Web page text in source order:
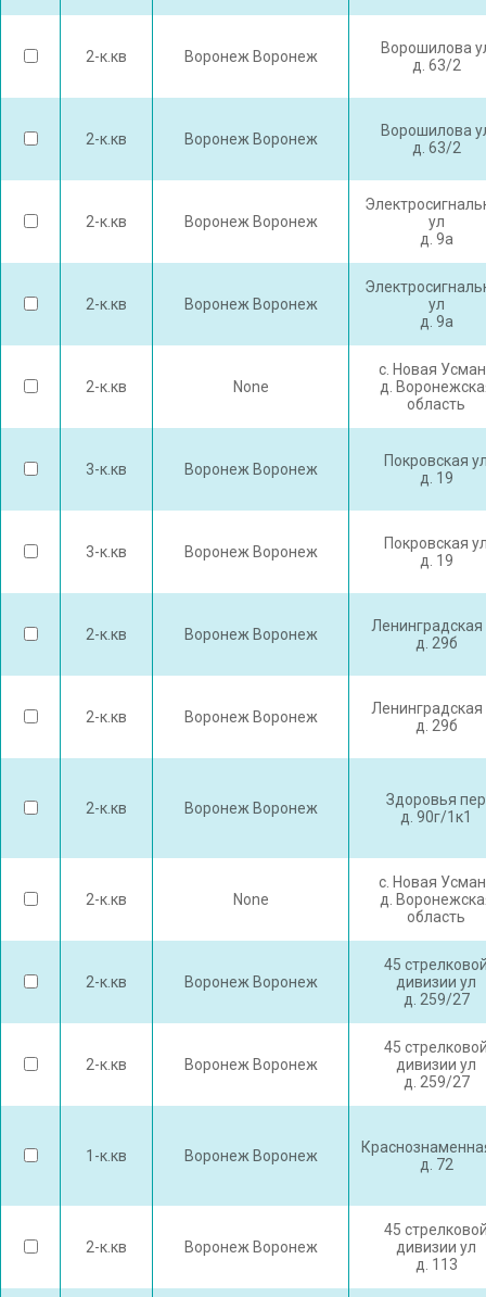
2-к.кв Воронеж Воронеж
Ворошилова
д. 63/2
2-к.кв Воронеж Воронеж
Ворошилова
д. 63/2
2-к.кв Воронеж Воронеж
ул
д. 9а
2-к.кв Воронеж Воронеж
ул
д. 9а
2-к.кв None
с. Новая
д.
область
3-к.кв Воронеж Воронеж
Покровская
д. 19
3-к.кв Воронеж Воронеж
Покровская
д. 19
2-к.кв Воронеж Воронеж
Ленинградская
д. 29б
2-к.кв Воронеж Воронеж
Ленинградская
д. 29б
2-к.кв Воронеж Воронеж
Здоровья пер
д. 90г/1к1
2-к.кв None
с. Новая
д.
область
2-к.кв Воронеж Воронеж
45
дивизии ул
д. 259/27
2-к.кв Воронеж Воронеж
45
дивизии ул
д. 259/27
1-к.кв Воронеж Воронеж
д. 72
2-к.кв Воронеж Воронеж
45
дивизии ул
д. 113